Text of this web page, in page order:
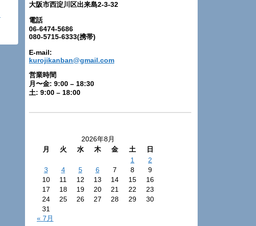
大阪市西淀川区出来島2-3-32
電話
06-6474-5686
080-5715-6333(携帯)
E-mail:
kurojikanban@gmail.com
営業時間
月〜金: 9:00 – 18:30
土: 9:00 – 18:00
2026年8月
月
火 水 木 金 土
日
1
2
3
4 5 6 7 8
9
10
11 12 13 14 15
16
17
18 19 20 21 22
23
24
25 26 27 28 29
30
31
« 7月